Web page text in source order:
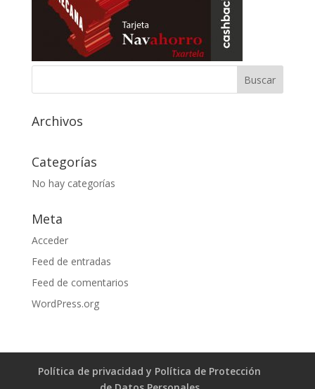
Archivos
Categorías
No hay categorías
Meta
Acceder
Feed de entradas
Feed de comentarios
WordPress.org
Política de privacidad y Política de Protección